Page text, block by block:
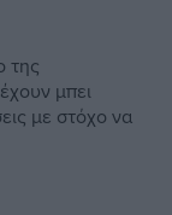
της
μπει
με στόχο να